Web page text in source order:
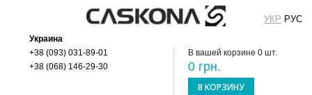
Украина
+38 (093) 031-89-01
+38 (068) 146-29-30
В вашей корзине 0 шт.
0 грн.
В КОРЗИНУ
УКР РУС